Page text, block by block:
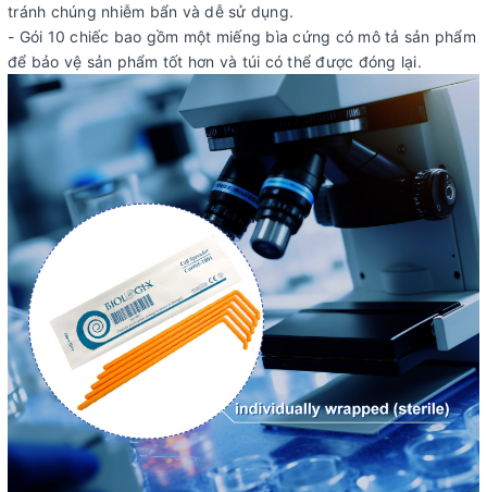
tránh chúng nhiễm bẩn và dễ sử dụng.
- Gói 10 chiếc bao gồm một miếng bìa cứng có mô tả sản phẩm
để bảo vệ sản phẩm tốt hơn và túi có thể được đóng lại.